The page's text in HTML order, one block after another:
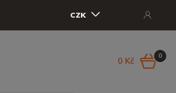
CZK
0
0 Kč